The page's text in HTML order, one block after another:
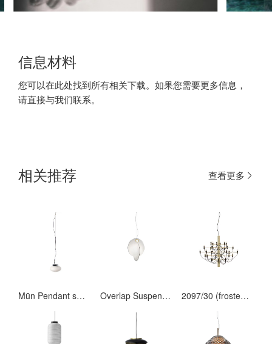
信息材料
您可以在此处找到所有相关下载。如果您需要更多信息，
请直接与我们联系。
相关推荐 查看更多
Mūn Pendant small Overlap Suspension 1 2097/30 (frosted bulbs)